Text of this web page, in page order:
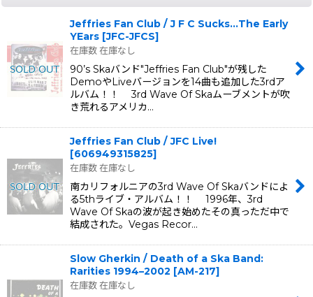
Jeffries Fan Club / J F C Sucks...The Early
YEars [JFC-JFCS]
在庫数 在庫なし
90’s Skaバンド"Jeffries Fan Club"が残した
DemoやLiveバージョンを14曲も追加した3rdア
ルバム！！ 3rd Wave Of Skaムーブメントが吹
き荒れるアメリカ…
Jeffries Fan Club / JFC Live!
[606949315825]
在庫数 在庫なし
南カリフォルニアの3rd Wave Of Skaバンドによ
る5thライブ・アルバム！！ 1996年、3rd
Wave Of Skaの波が起き始めたその真っただ中で
結成された。Vegas Recor…
Slow Gherkin / Death of a Ska Band:
Rarities 1994–2002 [AM-217]
在庫数 在庫なし